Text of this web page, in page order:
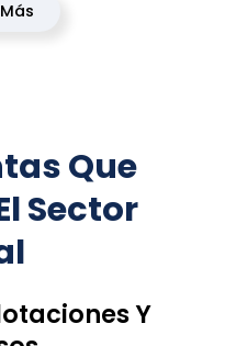
Que
Sector
Y